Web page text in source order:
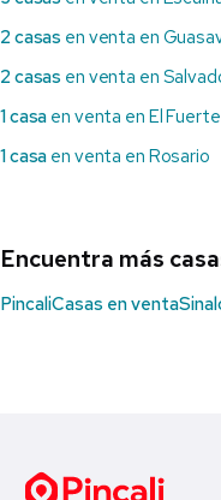
2 casas en venta en
2 casas en venta en
1 casa en venta en El Fuerte
1 casa en venta en Rosario
Encuentra más
PincaliCasas en venta